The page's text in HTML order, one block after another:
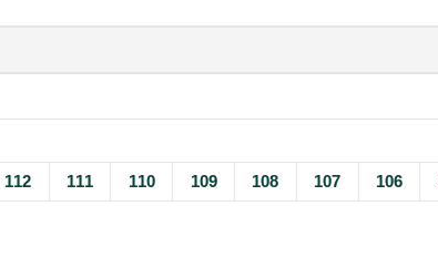
106
107
108
109
110
111
112